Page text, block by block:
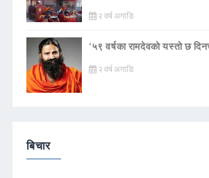
२ वर्ष अगाडि
‘५९ वर्षका रामदेवकाे यस्ताे छ
२ वर्ष अगाडि
बिचार